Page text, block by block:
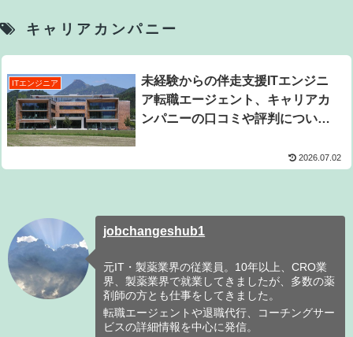
キャリアカンパニー
ITエンジニア
未経験からの伴走支援ITエンジニ
ア転職エージェント、キャリアカ
ンパニーの口コミや評判について
2026.07.02
jobchangeshub1
元IT・製薬業界の従業員。10年以上、CRO業
界、製薬業界で就業してきましたが、多数の薬
剤師の方とも仕事をしてきました。
転職エージェントや退職代行、コーチングサー
ビスの詳細情報を中心に発信。